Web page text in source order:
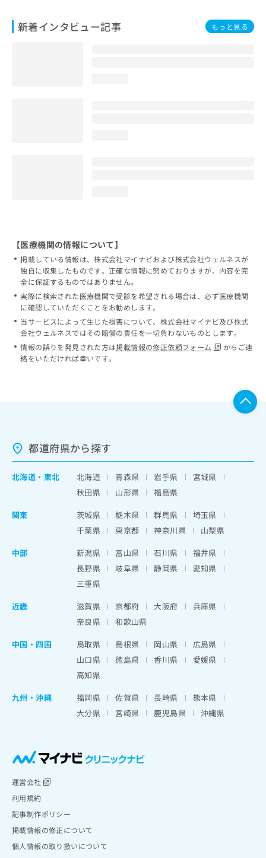
新着インタビュー記事 もっと見る
【医療機関の情報について】
掲載している情報は、株式会社マイナビおよび株式会社ウェルネスが
独自に収集したものです。正確な情報に努めておりますが、内容を完
全に保証するものではありません。
実際に検索された医療機関で受診を希望される場合は、必ず医療機関
に確認していただくことをお勧めします。
当サービスによって生じた損害について、株式会社マイナビ及び株式
会社ウェルネスではその賠償の責任を一切負わないものとします。
情報の誤りを発見された方は掲載情報の修正依頼フォーム
からご連
絡をいただければ幸いです。
都道府県から探す
北海道 ・ 東北 北海道 青森県 岩手県
宮城県
秋田県
山形県
福島県
関東
茨城県 栃木県 群馬県
埼玉県
千葉県
東京都 神奈川県
山梨県
中部
新潟県 富山県 石川県
福井県
長野県
岐阜県 静岡県
愛知県
三重県
近畿
滋賀県 京都府 大阪府
兵庫県
奈良県
和歌山県
中国・四国
鳥取県 島根県 岡山県
広島県
山口県
徳島県 香川県
愛媛県
高知県
九州・沖縄
福岡県 佐賀県 長崎県
熊本県
大分県
宮崎県 鹿児島県 沖縄県
運営会社
利用規約
記事制作ポリシー
掲載情報の修正について
個人情報の取り扱いについて